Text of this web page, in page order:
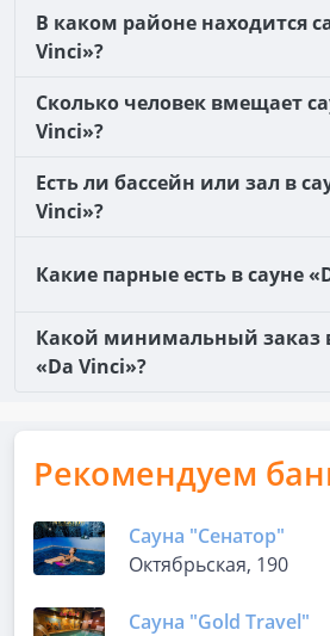
В каком районе находится
Vinci»?
Сколько человек вмещает
Vinci»?
Есть ли бассейн или зал в
Vinci»?
Какие парные есть в сауне
Какой минимальный заказ
«Da Vinci»?
Рекомендуем
Сауна "Сенатор"
Октябрьская, 190
Сауна "Gold Travel"